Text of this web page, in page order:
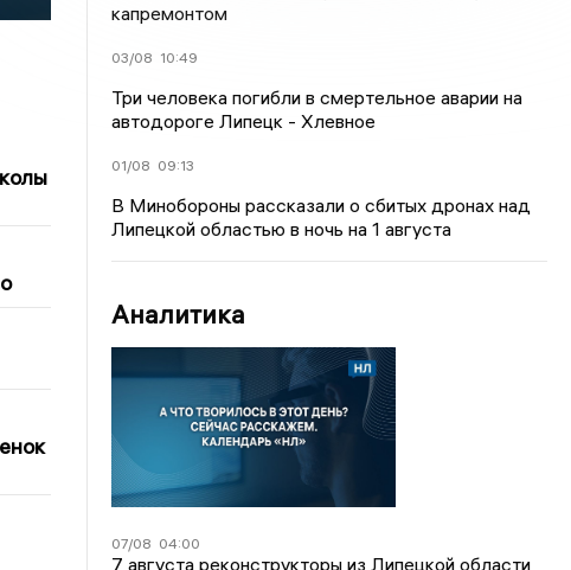
капремонтом
03/08 10:49
Три человека погибли в смертельное аварии на
автодороге Липецк - Хлевное
01/08 09:13
В Минобороны рассказали о сбитых дронах над
Липецкой областью в ночь на 1 августа
Аналитика
07/08 04:00
7 августа реконструкторы из Липецкой области